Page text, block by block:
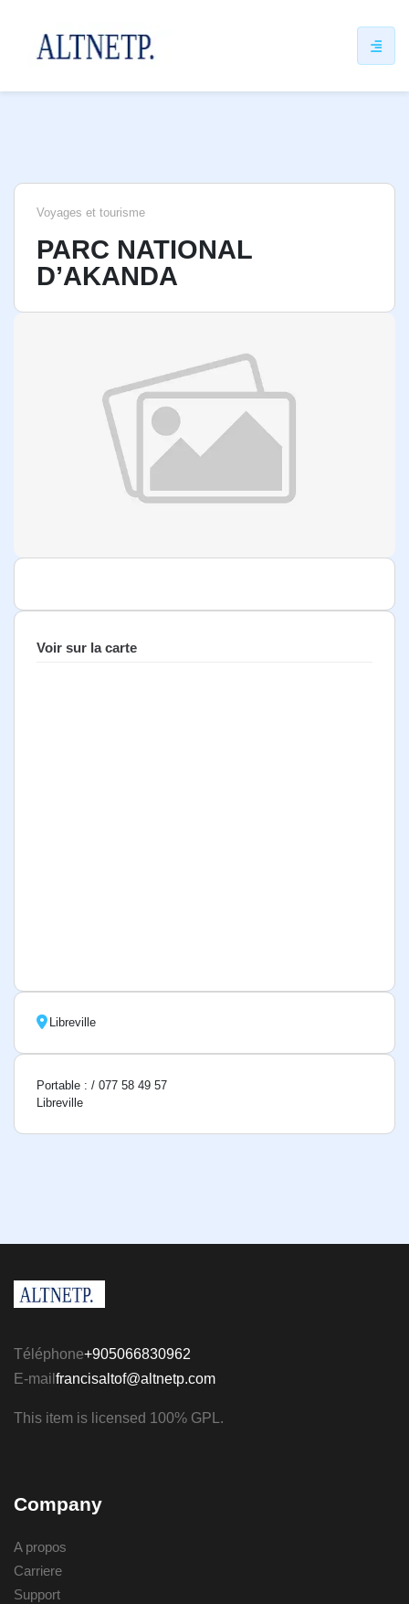
Voyages et tourisme
PARC NATIONAL
D’AKANDA
Voir sur la carte
Libreville
Portable : / 077 58 49 57
Libreville
Téléphone+905066830962
E-mail francisaltof@altnetp.com
This item is licensed 100% GPL.
Company
A propos
Carriere
Support